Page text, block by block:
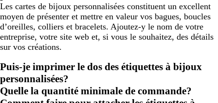
Les cartes de bijoux personnalisées constituent un excellent
moyen de présenter et mettre en valeur vos bagues, boucles
d’oreilles, colliers et bracelets. Ajoutez-y le nom de votre
entreprise, votre site web et, si vous le souhaitez, des détails
sur vos créations.
Puis-je imprimer le dos des étiquettes à bijoux
personnalisées?
Quelle la quantité minimale de commande?